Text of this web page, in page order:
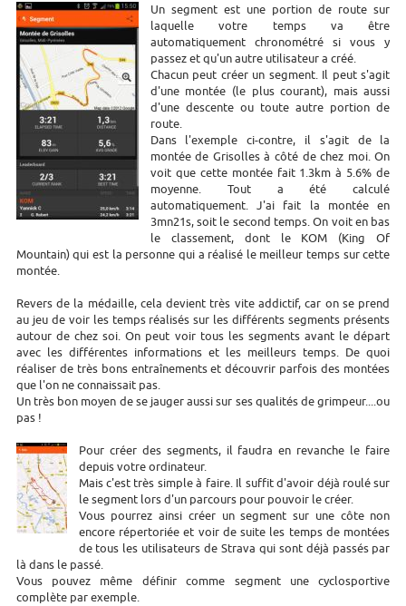
Un segment est une portion de route sur
laquelle votre temps va être
automatiquement chronométré si vous y
passez et qu'un autre utilisateur a créé.
Chacun peut créer un segment. Il peut s'agit
d'une montée (le plus courant), mais aussi
d'une descente ou toute autre portion de
route.
Dans l'exemple ci-contre, il s'agit de la
montée de Grisolles à côté de chez moi. On
voit que cette montée fait 1.3km à 5.6% de
moyenne. Tout a été calculé
automatiquement. J'ai fait la montée en
3mn21s, soit le second temps. On voit en bas
le classement, dont le KOM (King Of
Mountain) qui est la personne qui a réalisé le meilleur temps sur cette
montée.
Revers de la médaille, cela devient très vite addictif, car on se prend
au jeu de voir les temps réalisés sur les différents segments présents
autour de chez soi. On peut voir tous les segments avant le départ
avec les différentes informations et les meilleurs temps. De quoi
réaliser de très bons entraînements et découvrir parfois des montées
que l'on ne connaissait pas.
Un très bon moyen de se jauger aussi sur ses qualités de grimpeur....ou
pas !
Pour créer des segments, il faudra en revanche le faire
depuis votre ordinateur.
Mais c'est très simple à faire. Il suffit d'avoir déjà roulé sur
le segment lors d'un parcours pour pouvoir le créer.
Vous pourrez ainsi créer un segment sur une côte non
encore répertoriée et voir de suite les temps de montées
de tous les utilisateurs de Strava qui sont déjà passés par
là dans le passé.
Vous pouvez même définir comme segment une cyclosportive
complète par exemple.